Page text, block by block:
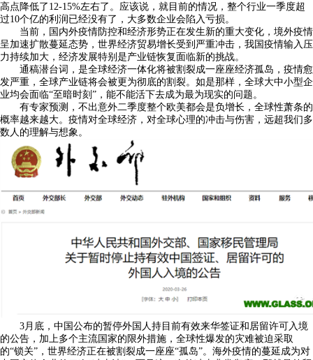
高点降低了12-15%左右了。应该说，就目前的情况，整个行业一季度超
过10个亿的利润已经没有了，大多数企业会陷入亏损。
当前，国内外疫情防控和经济形势正在发生新的重大变化，境外疫情
呈加速扩散蔓延态势，世界经济贸易增长受到严重冲击，我国疫情输入压
力持续加大，经济发展特别是产业链恢复面临新的挑战。
通稿潜台词，是全球经济一体化将被割裂成一座座经济孤岛，疫情愈
发严重，全球产业链将会被更为彻底的割裂。如是那样，全球大中小型企
业均会面临“至暗时刻”，能不能活下去成为最为现实的问题。
有专家预测，不出意外二季度整个欧美都会是负增长，全球性萧条的
概率越来越大。疫情对全球经济，对全球心理的冲击与伤害，远超我们多
数人的理解与想象。
3月底，中国公布的暂停外国人持目前有效来华签证和居留许可入境
的公告，加上多个主流国家的限外措施，全球性爆发的灾难被迫采取
的“锁关”，世界经济正在被割裂成一座座“孤岛”。海外疫情的蔓延成为对